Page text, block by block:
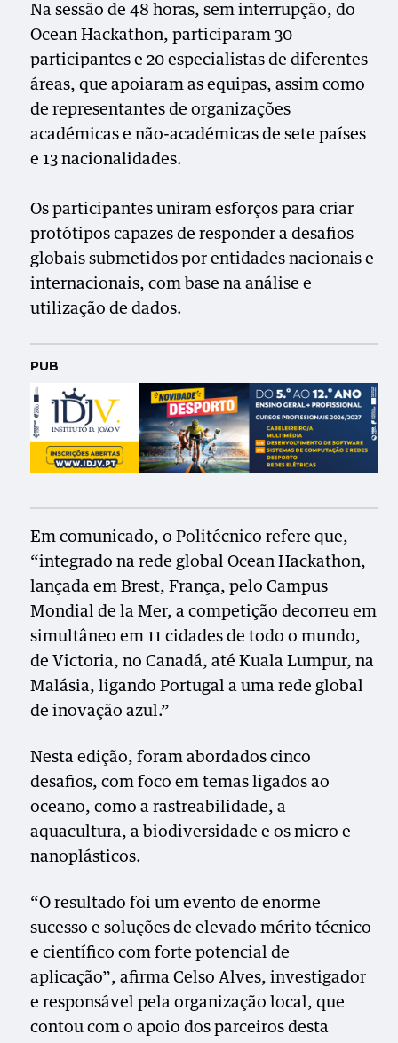
Na sessão de 48 horas, sem interrupção, do
Ocean Hackathon, participaram 30
participantes e 20 especialistas de diferentes
áreas, que apoiaram as equipas, assim como
de representantes de organizações
académicas e não-académicas de sete países
e 13 nacionalidades.
Os participantes uniram esforços para criar
protótipos capazes de responder a desafios
globais submetidos por entidades nacionais e
internacionais, com base na análise e
utilização de dados.
PUB
Em comunicado, o Politécnico refere que,
“integrado na rede global Ocean Hackathon,
lançada em Brest, França, pelo Campus
Mondial de la Mer, a competição decorreu em
simultâneo em 11 cidades de todo o mundo,
de Victoria, no Canadá, até Kuala Lumpur, na
Malásia, ligando Portugal a uma rede global
de inovação azul.”
Nesta edição, foram abordados cinco
desafios, com foco em temas ligados ao
oceano, como a rastreabilidade, a
aquacultura, a biodiversidade e os micro e
nanoplásticos.
“O resultado foi um evento de enorme
sucesso e soluções de elevado mérito técnico
e científico com forte potencial de
aplicação”, afirma Celso Alves, investigador
e responsável pela organização local, que
contou com o apoio dos parceiros desta